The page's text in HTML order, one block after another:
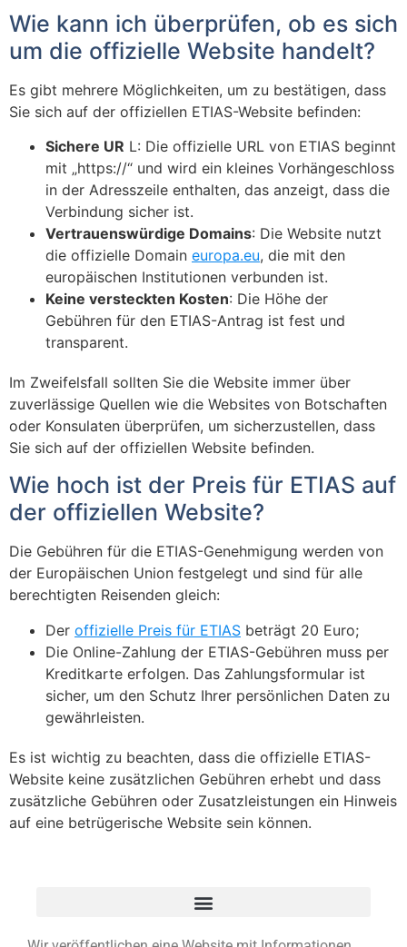
Wie kann ich überprüfen, ob es sich
um die offizielle Website handelt?
Es gibt mehrere Möglichkeiten, um zu bestätigen, dass
Sie sich auf der offiziellen ETIAS-Website befinden:
Sichere UR L: Die offizielle URL von ETIAS beginnt
mit „https://“ und wird ein kleines Vorhängeschloss
in der Adresszeile enthalten, das anzeigt, dass die
Verbindung sicher ist.
Vertrauenswürdige Domains: Die Website nutzt
die offizielle Domain europa.eu, die mit den
europäischen Institutionen verbunden ist.
Keine versteckten Kosten: Die Höhe der
Gebühren für den ETIAS-Antrag ist fest und
transparent.
Im Zweifelsfall sollten Sie die Website immer über
zuverlässige Quellen wie die Websites von Botschaften
oder Konsulaten überprüfen, um sicherzustellen, dass
Sie sich auf der offiziellen Website befinden.
Wie hoch ist der Preis für ETIAS auf
der offiziellen Website?
Die Gebühren für die ETIAS-Genehmigung werden von
der Europäischen Union festgelegt und sind für alle
berechtigten Reisenden gleich:
Der offizielle Preis für ETIAS beträgt 20 Euro;
Die Online-Zahlung der ETIAS-Gebühren muss per
Kreditkarte erfolgen. Das Zahlungsformular ist
sicher, um den Schutz Ihrer persönlichen Daten zu
gewährleisten.
Es ist wichtig zu beachten, dass die offizielle ETIAS-
Website keine zusätzlichen Gebühren erhebt und dass
zusätzliche Gebühren oder Zusatzleistungen ein Hinweis
auf eine betrügerische Website sein können.